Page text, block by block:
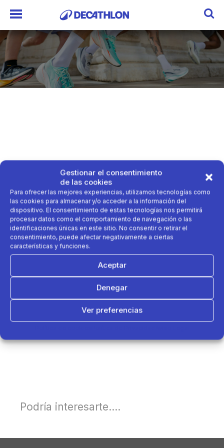
Gestionar el consentimiento
de las cookies
Para ofrecer las mejores experiencias, utilizamos tecnologías como
las cookies para almacenar y/o acceder a la información del
dispositivo. El consentimiento de estas tecnologías nos permitirá
procesar datos como el comportamiento de navegación o las
identificaciones únicas en este sitio. No consentir o retirar el
consentimiento, puede afectar negativamente a ciertas
características y funciones.
Aceptar
Denegar
Ver preferencias
Podría interesarte....